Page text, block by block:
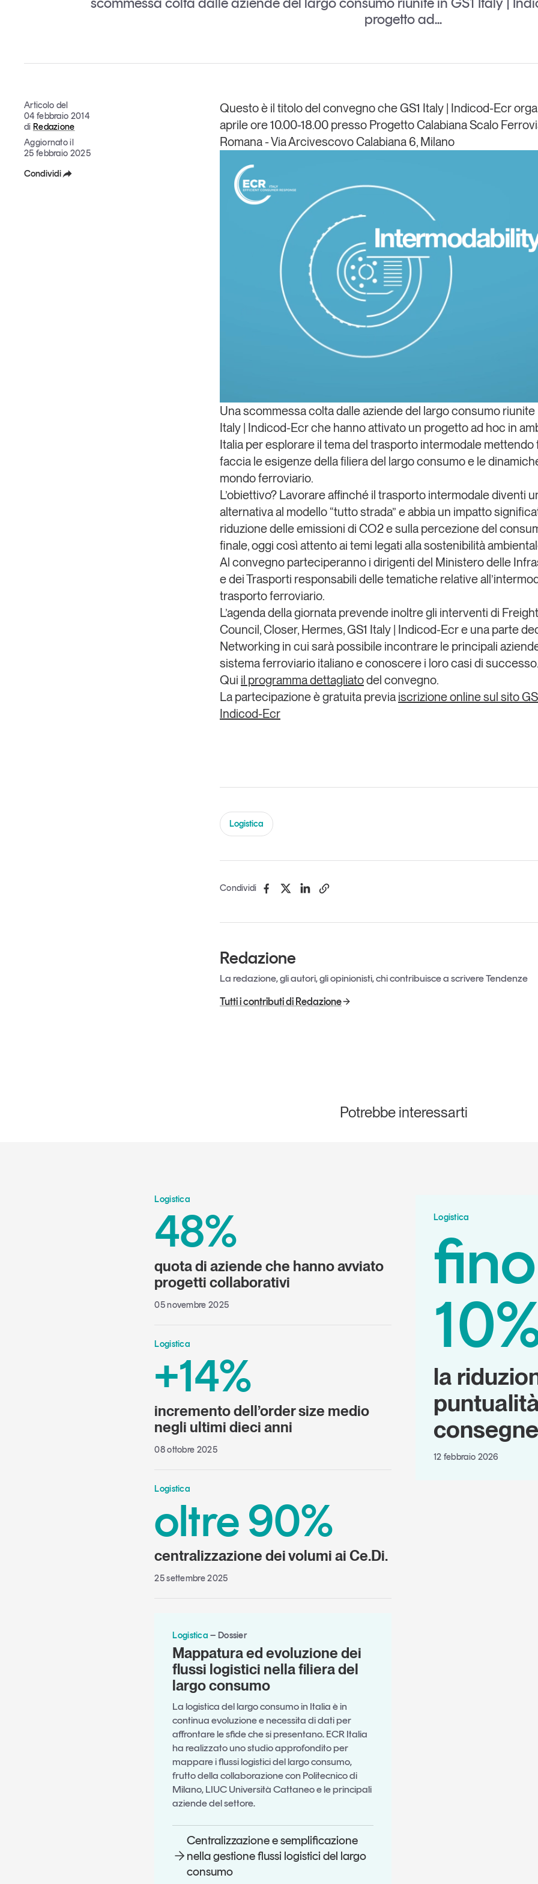
Eventi e formazione
Contatti
Tendenze è il magazine di GS1 Italy che racconta in modo
indipendente il cambiamento e le sfide del largo consumo e
dell’economia a professionisti e consumatori
GS1 Italy
progetto ad...
Articolo del
04 febbraio 2014
di Redazione
Aggiornato il
25 febbraio 2025
Condividi
Questo è il titolo del convegno che GS1 Italy | Indicod-Ecr
aprileore 10.00-18.00 presso Progetto Calabiana Scalo
Romana - Via Arcivescovo Calabiana 6, Milano
Una scommessa colta dalle aziende del largo consumo riunite
Italy | Indicod-Ecr che hanno attivato un progetto ad hoc in
Italia peresplorare il tema del trasporto intermodale mettendo
faccia le esigenze della filiera del largo consumo e le
mondo ferroviario.
L’obiettivo?Lavorare affinché il trasporto intermodale diventi
alternativa al modello “tutto strada” e abbia un impatto
riduzione delle emissioni di CO2e sulla percezione del
finale, oggi così attento ai temi legati allasostenibilità
Al convegno parteciperanno i dirigenti del Ministero delle
e dei Trasporti responsabili delle tematiche relative
trasporto ferroviario.
L’agenda della giornata prevende inoltre gli interventi di
Council,Closer, Hermes,GS1 Italy | Indicod-Ecre una parte
Networking in cui sarà possibile incontrare le principali
sistema ferroviario italiano e conoscere i loro casi di
Qui il programma dettagliatodel convegno.
La partecipazione ègratuitaprevia iscrizione online sul sito
Indicod-Ecr
Logistica
Condividi
Redazione
La redazione, gli autori, gli opinionisti, chi contribuisce a scrivere Tendenze
Tutti i contributi di Redazione
Potrebbe interessarti
Logistica
la
12 febbraio 2026
Logistica
48%
quota di aziende che hanno avviato
progetti collaborativi
05 novembre 2025
Logistica
+14%
incremento dell’order size medio
negli ultimi dieci anni
08 ottobre 2025
Logistica
oltre 90%
centralizzazione dei volumi ai Ce.Di.
25 settembre 2025
Logistica Dossier
Mappatura ed evoluzione dei
flussi logistici nella filiera del
largo consumo
La logistica del largo consumo in Italia è in
continua evoluzione e necessita di dati per
affrontare le sfide che si presentano. ECR Italia
ha realizzato uno studio approfondito per
mappare i flussi logistici del largo consumo,
frutto della collaborazione con Politecnico di
Milano, LIUC Università Cattaneo e le principali
aziende del settore.
Centralizzazione e semplificazione
nella gestione flussi logistici del largo
consumo